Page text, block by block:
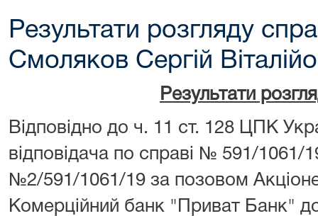
Результати розгляду
Смоляков Сергій
Результати
Відповідно до ч. 11 ст. 128 ЦПК
відповідача по справі № 591/1061/
№2/591/1061/19 за позовом
Комерційний банк "Приват Банк"